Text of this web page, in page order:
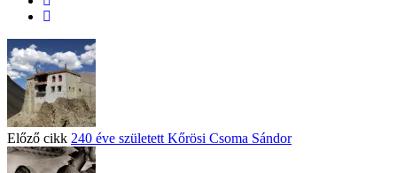
Előző cikk 240 éve született Kőrösi Csoma Sándor